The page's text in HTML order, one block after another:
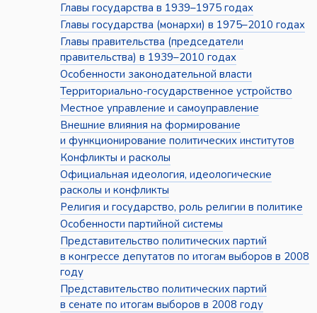
Главы государства в 1939–1975 годах
Главы государства (монархи) в 1975–2010 годах
Главы правительства (председатели
правительства) в 1939–2010 годах
Особенности законодательной власти
Территориально-государственное устройство
Местное управление и самоуправление
Внешние влияния на формирование
и функционирование политических институтов
Конфликты и расколы
Официальная идеология, идеологические
расколы и конфликты
Религия и государство, роль религии в политике
Особенности партийной системы
Представительство политических партий
в конгрессе депутатов по итогам выборов в 2008
году
Представительство политических партий
в сенате по итогам выборов в 2008 году